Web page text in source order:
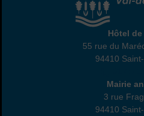
Hôtel de
Hôtel de
55 rue du
94410
Annexe
Mairie
3 rue
94410